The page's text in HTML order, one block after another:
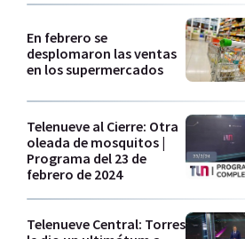
En febrero se
desplomaron las ventas
en los supermercados
Telenueve al Cierre: Otra
oleada de mosquitos |
Programa del 23 de
febrero de 2024
Telenueve Central: Torres